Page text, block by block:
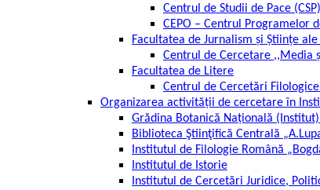
Centrul de Studii de Pace (CSP)
CEPO – Centrul Programelor
Facultatea de Jurnalism și Științe
Centrul de Cercetare ,,Media
Facultatea de Litere
Centrul de Cercetări Filologice
Organizarea activității de cercetare în
Grădina Botanică Națională
Biblioteca Ştiinţifică Centrală
Institutul de Filologie Română
Institutul de Istorie
Institutul de Cercetări Juridice,